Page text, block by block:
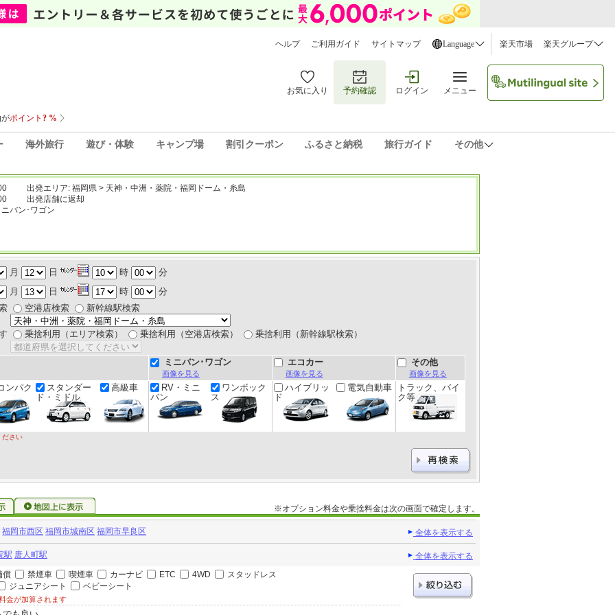
ヘルプ ご利用ガイド サイトマップ Language 楽天市場 楽天グループ
お気に入り 予約確認 ログイン メニュー
海外旅行 遊び・体験 キャンプ場 割引クーポン ふるさと納税 旅行ガイド その他
出発エリア: 福岡県 > 天神・中洲・薬院・福岡ドーム・糸島
出発店舗に返却
バン･ワゴン
月 日 時
分
月
日 時
分
空港店検索 新幹線駅検索
乗捨利用（エリア検索） 乗捨利用（空港店検索） 乗捨利用（新幹線駅検索）
ミニバン･ワゴン
画像を見る
エコカー
画像を見る
その他
画像を見る
ンパク
スタンダー
ド・ミドル
高級車
RV・ミニ
バン
ワンボック
ス
ハイブリッ
ド
電気自動車
トラック、バイ
ク等
さい
※オプション料金や乗捨料金は次の画面で確定します。
福岡市西区 福岡市城南区 福岡市早良区 全体を表示する
駅 唐人町駅
全体を表示する
償
禁煙車 喫煙車 カーナビ ETC 4WD
スタッドレス
ジュニアシート
ベビーシート
金が加算されます